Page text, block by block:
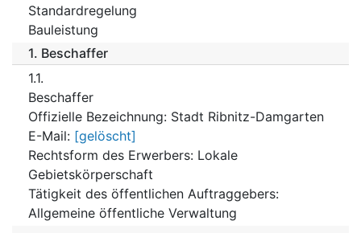
Standardregelung
Bauleistung
1. Beschaffer
1.1.
Beschaffer
Offizielle Bezeichnung: Stadt Ribnitz-Damgarten
E-Mail: [gelöscht]
Rechtsform des Erwerbers: Lokale
Gebietskörperschaft
Tätigkeit des öffentlichen Auftraggebers:
Allgemeine öffentliche Verwaltung